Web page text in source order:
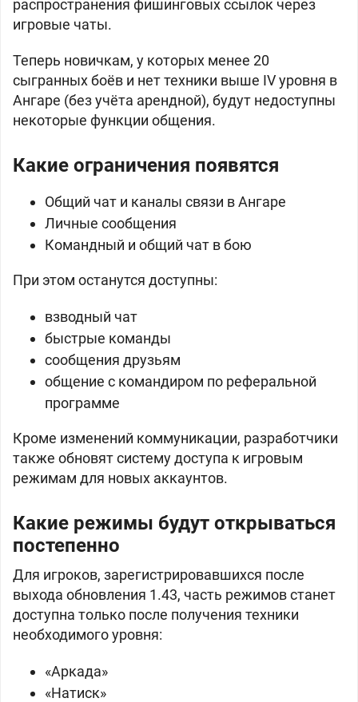
распространения фишинговых ссылок через
игровые чаты.
Теперь новичкам, у которых менее 20
сыгранных боёв и нет техники выше IV уровня в
Ангаре (без учёта арендной), будут недоступны
некоторые функции общения.
Какие ограничения появятся
Общий чат и каналы связи в Ангаре
Личные сообщения
Командный и общий чат в бою
При этом останутся доступны:
взводный чат
быстрые команды
сообщения друзьям
общение с командиром по реферальной
программе
Кроме изменений коммуникации, разработчики
также обновят систему доступа к игровым
режимам для новых аккаунтов.
Какие режимы будут открываться
постепенно
Для игроков, зарегистрировавшихся после
выхода обновления 1.43, часть режимов станет
доступна только после получения техники
необходимого уровня:
«Аркада»
«Натиск»